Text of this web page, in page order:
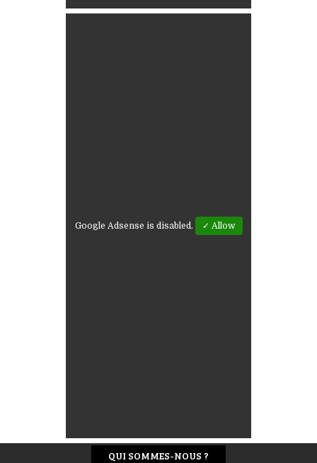
Google Adsense is disabled. ✓ Allow
QUI SOMMES-NOUS ?